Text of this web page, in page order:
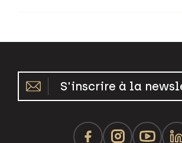
S'inscrire à la